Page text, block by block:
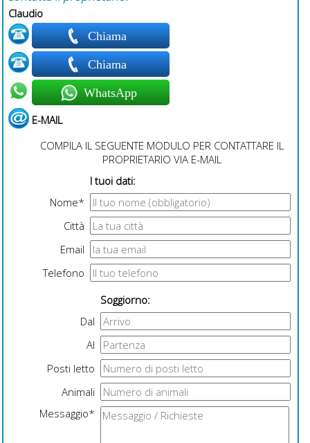
Claudio
Chiama
Chiama
WhatsApp
E-MAIL
COMPILA IL SEGUENTE MODULO PER CONTATTARE IL
PROPRIETARIO VIA E-MAIL
I tuoi dati:
Nome*
Città
Email
Telefono
Soggiorno:
Dal
Al
Posti letto
Animali
Messaggio*